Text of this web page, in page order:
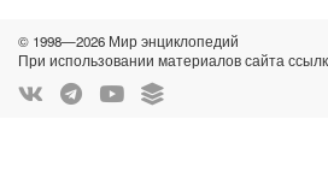
© 1998—2026 Мир энциклопедий
При использовании материалов сайта